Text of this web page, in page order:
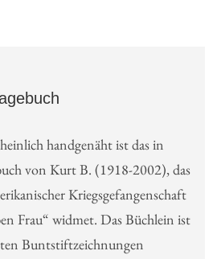
handgenäht ist das in
von Kurt B. (1918-2002), das
Kriegsgefangenschaft
Frau“ widmet. Das Büchlein ist
Buntstiftzeichnungen